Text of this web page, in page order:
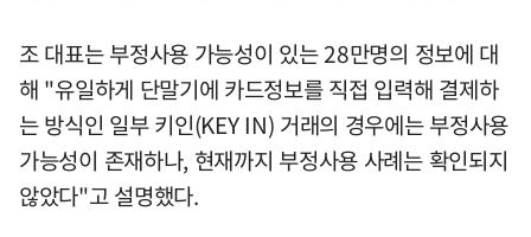
조 대표는 부정사용 가능성이 있는 28만명의 정보에 대
해 "유일하게 단말기에 카드정보를 직접 입력해 결제하
는 방식인 일부 키인(KEY IN) 거래의 경우에는 부정사용
가능성이 존재하나, 현재까지 부정사용 사례는 확인되지
않았다"고 설명했다.